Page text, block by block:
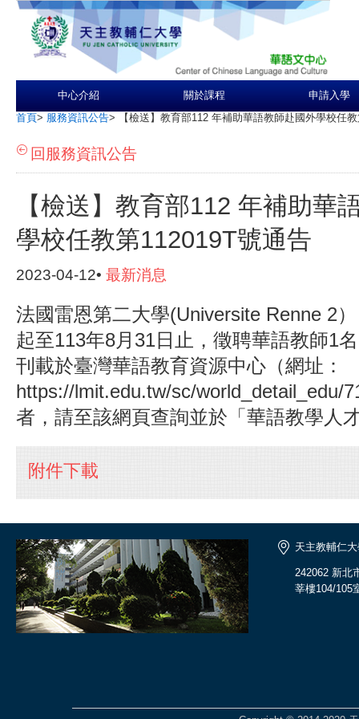
中心介紹 關於課程 申請入學
首頁> 服務資訊公告> 【檢送】教育部112 年補助華語教師赴國外學校任
回服務資訊公告
【檢送】教育部112 年補助華
學校任教第112019T號通告
2023-04-12• 最新消息
法國雷恩第二大學(Universite Renne 2
起至113年8月31日止，徵聘華語教師1
刊載於臺灣華語教育資源中心（網址：
https://lmit.edu.tw/sc/world_detail_edu/
者，請至該網頁查詢並於「華語教學人
附件下載
天主教輔仁
242062 新北
莘樓104/105